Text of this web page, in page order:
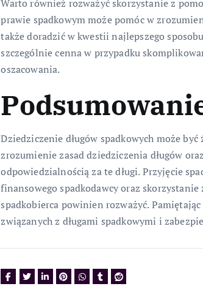
Warto również rozważyć skorzystanie z
prawie spadkowym może pomóc w
także doradzić w kwestii najlepszego
szczególnie cenna w przypadku
oszacowania.
Dziedziczenie długów spadkowych może
zrozumienie zasad dziedziczenia długów
odpowiedzialnością za te długi. Przyjęcie
finansowego spadkodawcy oraz
spadkobierca powinien rozważyć.
związanych z długami spadkowymi i